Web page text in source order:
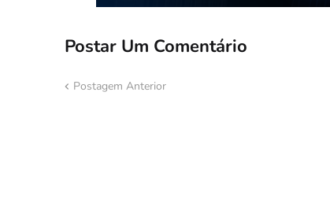
Postar Um Comentário
Postagem Anterior